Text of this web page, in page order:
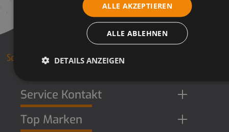
Service Kontakt
Top Marken
ALLE AKZEPTIEREN
ALLE ABLEHNEN
DETAILS ANZEIGEN